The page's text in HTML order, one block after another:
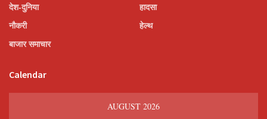
देश-दुनिया
नौकरी
बाजार समाचार
हादसा
हेल्थ
Calendar
AUGUST 2026